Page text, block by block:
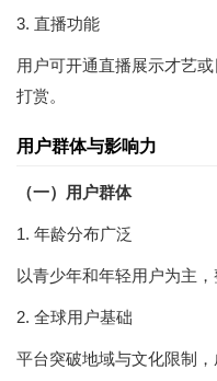
3. 直播功能
用户可开通直播展示才艺
打赏。
用户群体与影响力
（一）用户群体
1. 年龄分布广泛
以青少年和年轻用户为主
2. 全球用户基础
平台突破地域与文化限制，